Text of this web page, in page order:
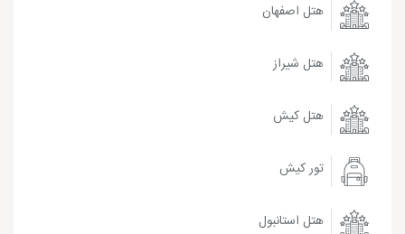
هتل اصفهان
هتل شیراز
هتل کیش
تور کیش
هتل استانبول